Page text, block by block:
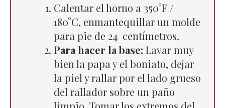
Calentar el horno a 350°F /
180°C, enmantequillar un molde
para pie de 24 centímetros.
Para hacer la base: Lavar muy
bien la papa y el boniato, dejar
la piel y rallar por el lado grueso
del rallador sobre un paño